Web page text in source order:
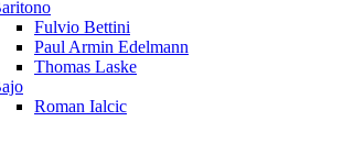
Fulvio Bettini
Paul Armin Edelmann
Thomas Laske
Roman Ialcic